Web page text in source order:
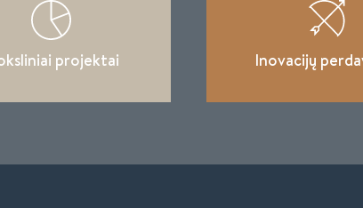
projektai Inovacijų